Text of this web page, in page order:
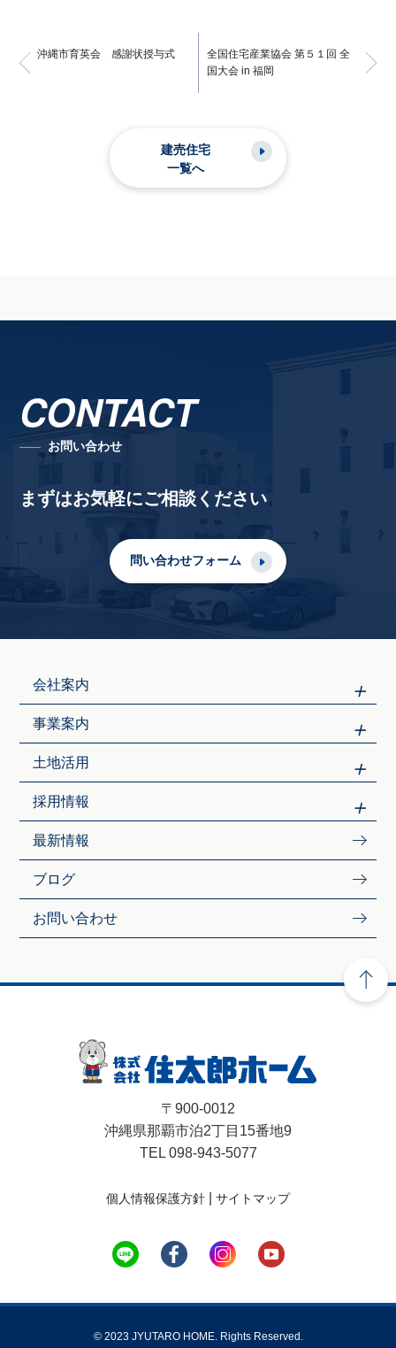
沖縄市育英会 感謝状授与式
全国住宅産業協会 第５１回 全
国大会 in 福岡
建売住宅
一覧へ
CONTACT
お問い合わせ
まずはお気軽にご相談ください
問い合わせフォーム
会社案内
事業案内
土地活用
採用情報
最新情報
ブログ
お問い合わせ
〒900-0012
沖縄県那覇市泊2丁目15番地9
TEL 098-943-5077
個人情報保護方針 サイトマップ
© 2023 JYUTARO HOME. Rights Reserved.